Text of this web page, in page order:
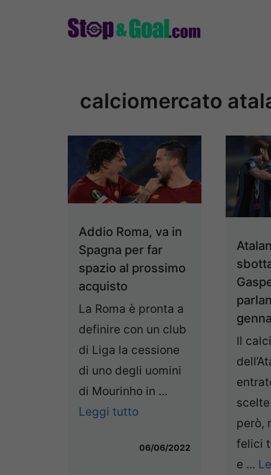
calciomercato
Addio Roma, va in
Spagna per far
spazio al prossimo
acquisto
La Roma è pronta a
definire con un club
di Liga la cessione
di uno degli uomini
di Mourinho in ...
Leggi tutto
06/06/2022
Il
però,
felici
e ...